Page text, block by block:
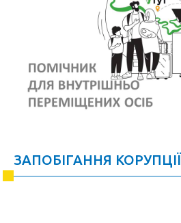
ЗАПОБІГАННЯ КОРУПЦІЇ